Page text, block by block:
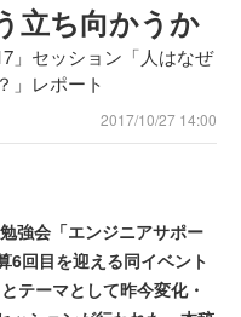
立ち向かうか
」セッション「人はなぜ
」レポート
2017/10/27 14:00
強会「エンジニアサポー
6回目を迎える同イベント
テーマとして昨今変化・